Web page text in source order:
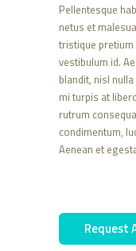
Pellentesque
netus et
tristique
vestibulum id.
blandit, nisl
mi turpis at
rutrum
condimentum,
Aenean et
Request